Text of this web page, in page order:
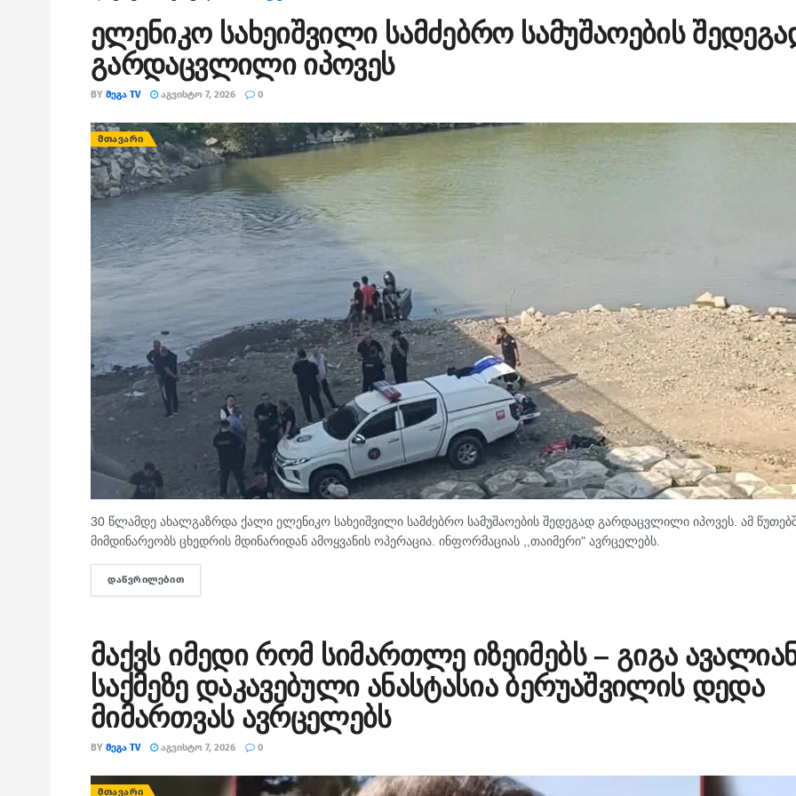
ელენიკო სახეიშვილი სამძებრო სამუშაოების
გარდაცვლილი იპოვეს
BY ᲛᲔᲒᲐ TV ᲐᲒᲕᲘᲡᲢᲝ 7, 2026 0
ᲛᲗᲐᲕᲐᲠᲘ
30 წლამდე ახალგაზრდა ქალი ელენიკო სახეიშვილი სამძებრო სამუშაოების შედეგად გარდაცვლილი იპოვეს. ამ
მიმდინარეობს ცხედრის მდინარიდან ამოყვანის ოპერაცია. ინფორმაციას ,,თაიმერი" ავრცელებს.
ᲓᲐᲬᲕᲠᲘᲚᲔᲑᲘᲗ
მაქვს იმედი რომ სიმართლე იზეიმებს – გიგა
საქმეზე დაკავებული ანასტასია ბერუაშვილის დედა
მიმართვას ავრცელებს
BY ᲛᲔᲒᲐ TV ᲐᲒᲕᲘᲡᲢᲝ 7, 2026 0
ᲛᲗᲐᲕᲐᲠᲘ